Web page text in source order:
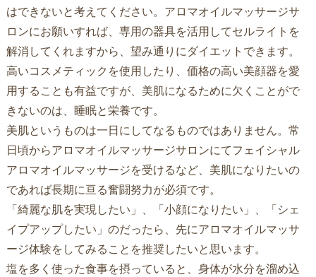
はできないと考えてください。アロマオイルマッサージサ
ロンにお願いすれば、専用の器具を活用してセルライトを
解消してくれますから、望み通りにダイエットできます。
高いコスメティックを使用したり、価格の高い美顔器を愛
用することも有益ですが、美肌になるために欠くことがで
きないのは、睡眠と栄養です。
美肌というものは一日にしてなるものではありません。常
日頃からアロマオイルマッサージサロンにてフェイシャル
アロマオイルマッサージを受けるなど、美肌になりたいの
であれば長期に亘る奮闘努力が必須です。
「綺麗な肌を実現したい」、「小顔になりたい」、「シェ
イプアップしたい」のだったら、先にアロマオイルマッサ
ージ体験をしてみることを推奨したいと思います。
塩を多く使った食事を摂っていると、身体が水分を溜め込